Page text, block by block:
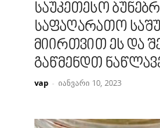
საუკეთესო
საფაღარათო
მიირთვით ეს და
გაწმენდთ
vap - იანვარი 10, 2023